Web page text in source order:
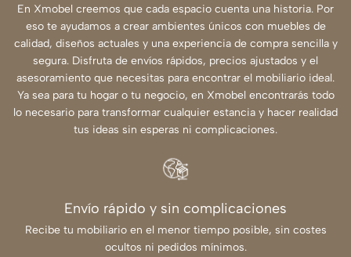
En Xmobel creemos que cada espacio cuenta una historia. Por
eso te ayudamos a crear ambientes únicos con muebles de
calidad, diseños actuales y una experiencia de compra sencilla y
segura. Disfruta de envíos rápidos, precios ajustados y el
asesoramiento que necesitas para encontrar el mobiliario ideal.
Ya sea para tu hogar o tu negocio, en Xmobel encontrarás todo
lo necesario para transformar cualquier estancia y hacer realidad
tus ideas sin esperas ni complicaciones.
Envío rápido y sin complicaciones
Recibe tu mobiliario en el menor tiempo posible, sin costes
ocultos ni pedidos mínimos.